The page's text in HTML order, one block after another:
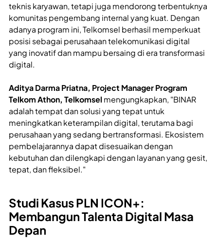
teknis karyawan, tetapi juga mendorong terbentuknya
komunitas pengembang internal yang kuat. Dengan
adanya program ini, Telkomsel berhasil memperkuat
posisi sebagai perusahaan telekomunikasi digital
yang inovatif dan mampu bersaing di era transformasi
digital.
Aditya Darma Priatna, Project Manager Program
Telkom Athon, Telkomsel mengungkapkan, "BINAR
adalah tempat dan solusi yang tepat untuk
meningkatkan keterampilan digital, terutama bagi
perusahaan yang sedang bertransformasi. Ekosistem
pembelajarannya dapat disesuaikan dengan
kebutuhan dan dilengkapi dengan layanan yang gesit,
tepat, dan fleksibel."
Studi Kasus PLN ICON+:
Membangun Talenta Digital Masa
Depan